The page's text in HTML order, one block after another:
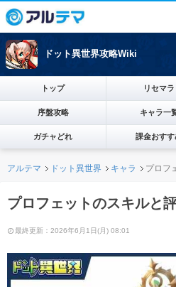
ドット異世界攻略Wiki
トップ リセマラ
序盤攻略 キャラ一
ガチャどれ 課金おすす
アルテマ ドット異世界 キャラ プロフ
プロフェットのスキルと
最終更新：2026年6月1日(月) 08:01